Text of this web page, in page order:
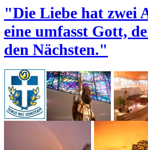
"Die Liebe hat zwei
eine umfasst Gott,
den Nächsten."